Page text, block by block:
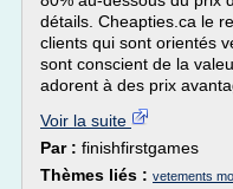
détails. Cheapties.ca le
clients qui sont orientés
sont conscient de la
adorent à des prix
Voir la suite
Par : finishfirstgames
Thèmes liés : vetements